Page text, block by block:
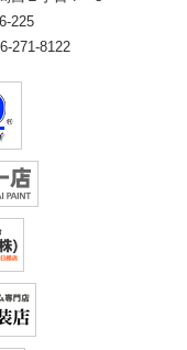
225
271-8122